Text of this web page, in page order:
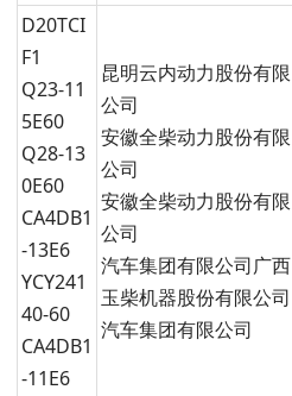
D20TCI
F1
Q23-11
5E60
Q28-13
0E60
CA4DB1
-13E6
YCY241
40-60
CA4DB1
-11E6
昆明云内动力股份有限
公司
安徽全柴动力股份有限
公司
安徽全柴动力股份有限
公司
汽车集团有限公司广西
玉柴机器股份有限公司
汽车集团有限公司